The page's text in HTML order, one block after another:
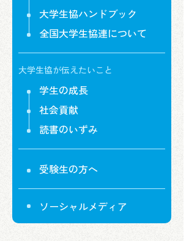
大学生協ハンドブック
全国大学生協連について
大学生協が伝えたいこと
学生の成長
社会貢献
読書のいずみ
受験生の方へ
ソーシャルメディア